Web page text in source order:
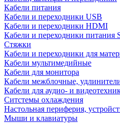
Кабели питания
Кабели и переходники USB
Кабели и переходники HDMI
Кабели и переходники питания
Стяжки
Кабели и переходники для
Кабели мультимедийные
Кабели для монитора
Кабели межблочные,
Кабели для аудио- и
Ситстемы охлаждения
Настольная периферия,
Мыши и клавиатуры